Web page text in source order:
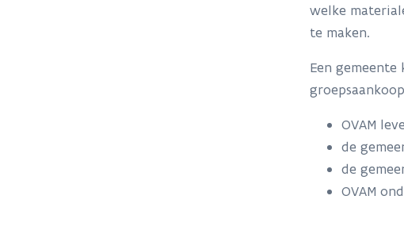
welke
te maken.
Een
OVAM
de
de
OVAM